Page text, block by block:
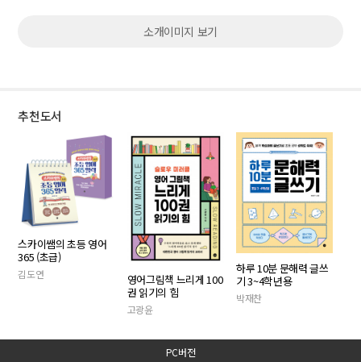
소개이미지 보기
추천도서
스카이쌤의 초등 영어
365 (초급)
김도연
영어그림책 느리게 100
권 읽기의 힘
고광윤
하루 10분 문해력 글쓰
기 3~4학년용
박재찬
PC버전